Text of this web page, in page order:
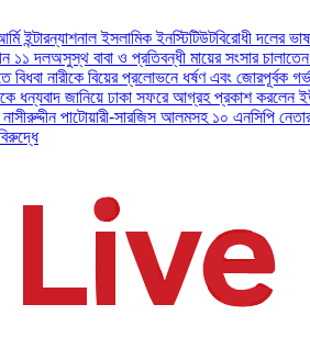
ইসলামিক ইনস্টিটিউটবিরোধী দলের ভাষা
বাবা ও প্রতিবন্ধী মায়ের সংসার চালাতেন আলিফ,
বিয়ের প্রলোভনে ধর্ষণ এবং জোরপূর্বক গর্ভপাতের
জানিয়ে ঢাকা সফরে আগ্রহ প্রকাশ করলেন ইউএই
পাটোয়ারী-সারজিস আলমসহ ১০ এনসিপি নেতার বিরুদ্ধে